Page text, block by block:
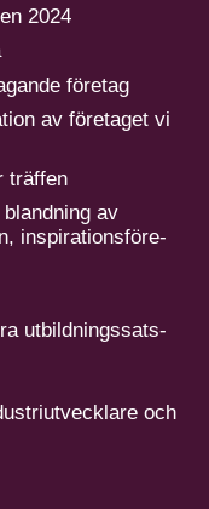
2024
företag
av företaget vi
träffen
av
inspi­ra­tions­före­
utbild­nings­sats­
och